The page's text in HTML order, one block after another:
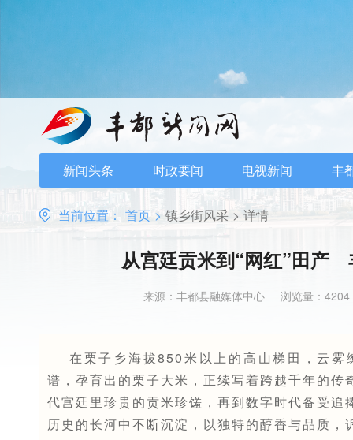
新闻头条 时政要闻 电视新闻 丰
当前位置： 首页 > 镇乡街风采 > 详情
从宫廷贡米到“网红”田产
来源：丰都县融媒体中心 浏览量：4204
在栗子乡海拔850米以上的高山梯田，云
谱，孕育出的栗子大米，正续写着跨越千年的传
代宫廷里珍贵的贡米珍馐，再到数字时代备受追
历史的长河中不断沉淀，以独特的醇香与品质